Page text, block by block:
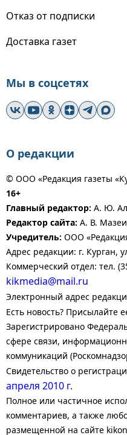
Отказ от подписки
Доставка газет
Мы в соцсетях
О редакции
© ООО «Редакция газеты
16+
Главный редактор: А. Ю.
Редактор сайта: А. В.
Учредитель: ООО
Адрес редакции: г. Курган,
Коммерческий отдел: тел.
kikmedia@mail.ru
Электронный адрес
Есть новость? Присылайте
Зарегистрировано
сфере связи,
коммуникаций
Свидетельство о
апреля 2010 г.
Полное или частичное
комментариев, а также
размещенной на сайте